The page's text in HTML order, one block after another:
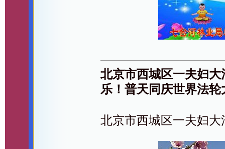
北京市西城区一夫妇
乐！普天同庆世界法轮
北京市西城区一夫妇大